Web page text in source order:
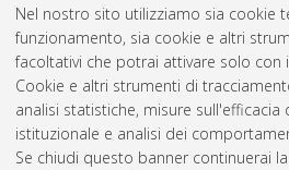
Nel nostro sito utilizziamo sia cookie
funzionamento, sia cookie e altri
facoltativi che potrai attivare solo con
Cookie e altri strumenti di
analisi statistiche, misure sull'efficacia
istituzionale e analisi dei
Se chiudi questo banner continuerai
2011(12)
2010(14)
2009 (9)
2008(6)
2007(8)